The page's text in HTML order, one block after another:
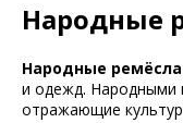
Народные
Народные ремёсла
и одежд. Народными
отражающие